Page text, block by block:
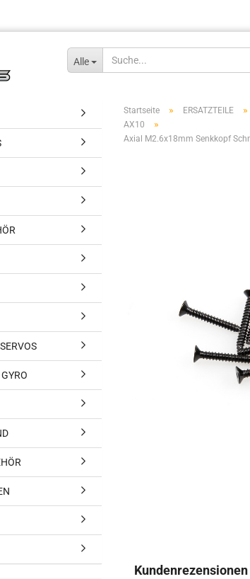
Alle
Startseite » ERSATZTEILE »
AX10 »
Axial M2.6x18mm Senkkopf
Kundenrezensionen